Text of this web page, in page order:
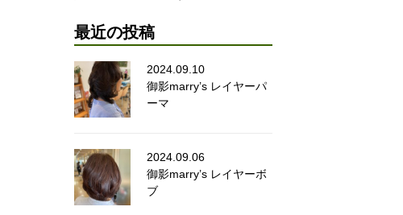
最近の投稿
2024.09.10
御影marry’s レイヤーパ
ーマ
2024.09.06
御影marry’s レイヤーボ
ブ